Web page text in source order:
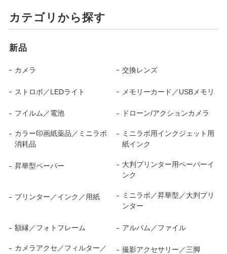
カテゴリから探す
新品
カメラ 交換レンズ
ストロボ／LEDライト メモリーカード／USBメモリ
フイルム／電池 ドローン/アクションカメラ
カラー印画紙薬品／ミニラボ
消耗品
ミニラボ用インクジェット用
紙インク
昇華型ペーパー
大判プリンター用ペーパーイ
ンク
プリンター／インク／用紙
ミニラボ／昇華型／大判プリ
ンター
額縁／フォトフレーム アルバム／ファイル
カメラアクセ／フィルター／
撮影アクセサリー／三脚